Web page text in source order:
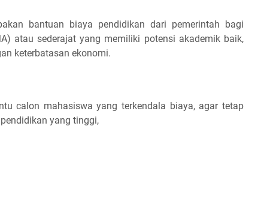
bantuan biaya pendidikan dari pemerintah bagi
atau sederajat yang memiliki potensi akademik baik,
keterbatasan ekonomi.
calon mahasiswa yang terkendala biaya, agar tetap
yang tinggi,